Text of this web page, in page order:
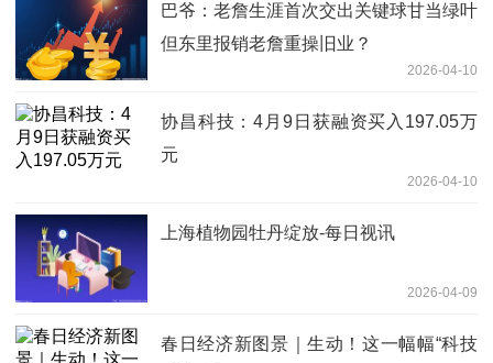
巴爷：老詹生涯首次交出关键球甘当绿叶
但东里报销老詹重操旧业？
2026-04-10
协昌科技：4月9日获融资买入197.05万
元
2026-04-10
上海植物园牡丹绽放-每日视讯
2026-04-09
春日经济新图景｜生动！这一幅幅“科技